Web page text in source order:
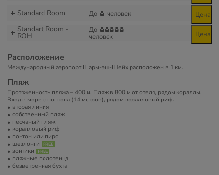
Standard Room До человек Цена
Standart Room -
ROH
До
человек Цена
Расположение
Международный аэропорт Шарм-эш-Шейх расположен в 1 км.
Пляж
Протяженность пляжа – 400 м. Пляж в 800 м от отеля, рядом кораллы.
Вход в море с понтона (14 метров), рядом коралловый риф.
вторая линия
собственный пляж
песчаный пляж
коралловый риф
понтон или пирс
шезлонги
зонтики
пляжные полотенца
безветренная бухта